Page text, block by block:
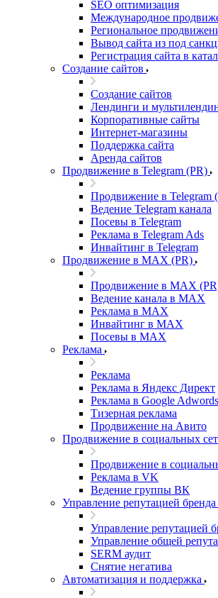
SEO оптимизация
Международное
Региональное
Вывод сайта из под
Регистрация сайта в
Создание сайтов
Создание сайтов
Лендинги и
Корпоративные сайты
Интернет-магазины
Поддержка сайта
Аренда сайтов
Продвижение в Telegram (PR)
Продвижение в Telegram
Ведение Telegram канала
Посевы в Telegram
Реклама в Telegram Ads
Инвайтинг в Telegram
Продвижение в MAX (PR)
Продвижение в MAX
Ведение канала в MAX
Реклама в MAX
Инвайтинг в MAX
Посевы в MAX
Реклама
Реклама
Реклама в Яндекс Директ
Реклама в Google Adwords
Тизерная реклама
Продвижение на Авито
Продвижение в социальных
Продвижение в
Реклама в VK
Ведение группы ВК
Управление репутацией бренда
Управление репутацией
Управление общей
SERM аудит
Снятие негатива
Автоматизация и поддержка